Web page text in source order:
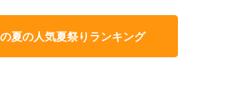
夏の人気夏祭りランキング